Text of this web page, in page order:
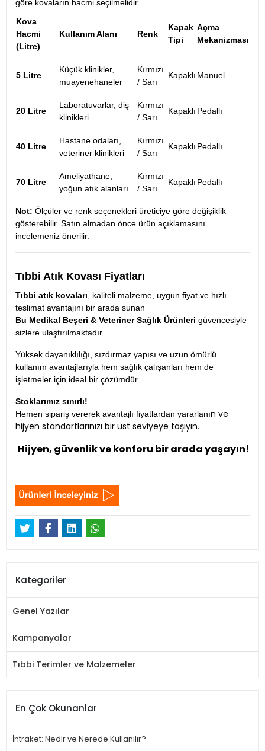
göre kovaların hacmi seçilmelidir.
Kova
Hacmi
(Litre)
Kullanım Alanı Renk
Kapak
Tipi
Açma
Mekanizması
5 Litre
Küçük klinikler,
muayenehaneler
Kırmızı
/ Sarı
Kapaklı Manuel
20 Litre
Laboratuvarlar, diş
klinikleri
Kırmızı
/ Sarı
Kapaklı Pedallı
40 Litre
Hastane odaları,
veteriner klinikleri
Kırmızı
/ Sarı
Kapaklı Pedallı
70 Litre
Ameliyathane,
yoğun atık alanları
Kırmızı
/ Sarı
Kapaklı Pedallı
Not: Ölçüler ve renk seçenekleri üreticiye göre değişiklik
gösterebilir. Satın almadan önce ürün açıklamasını
incelemeniz önerilir.
Tıbbi Atık Kovası Fiyatları
Tıbbi atık kovaları , kaliteli malzeme, uygun fiyat ve hızlı
teslimat avantajını bir arada sunan
Bu Medikal Beşeri & Veteriner Sağlık Ürünleri güvencesiyle
sizlere ulaştırılmaktadır.
Yüksek dayanıklılığı, sızdırmaz yapısı ve uzun ömürlü
kullanım avantajlarıyla hem sağlık çalışanları hem de
işletmeler için ideal bir çözümdür.
Stoklarımız sınırlı!
Hemen sipariş vererek avantajlı fiyatlardan yararlanın ve
hijyen standartlarınızı bir üst seviyeye taşıyın.
Hijyen, güvenlik ve konforu bir arada yaşayın!
Kategoriler
Genel Yazılar
Kampanyalar
Tıbbi Terimler ve Malzemeler
En Çok Okunanlar
İntraket: Nedir ve Nerede Kullanılır?